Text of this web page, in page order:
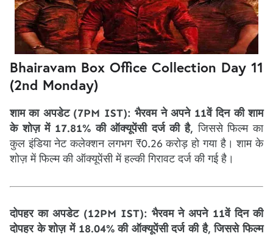
Bhairavam Box Office Collection Day 11
(2nd Monday)
शाम का अपडेट (7PM IST): भैरवम ने अपने 11वें दिन की शाम
के शोज़ में 17.81% की ऑक्यूपेंसी दर्ज की है, जिससे फिल्म का
कुल इंडिया नेट कलेक्शन लगभग ₹0.26 करोड़ हो गया है। शाम के
शोज़ में फिल्म की ऑक्यूपेंसी में हल्की गिरावट दर्ज की गई है।
दोपहर का अपडेट (12PM IST): भैरवम ने अपने 11वें दिन की
दोपहर के शोज़ में 18.04% की ऑक्यूपेंसी दर्ज की है, जिससे फिल्म